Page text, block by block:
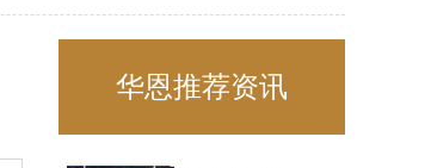
华恩推荐资讯